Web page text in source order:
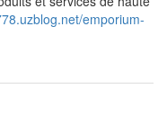
emporium-